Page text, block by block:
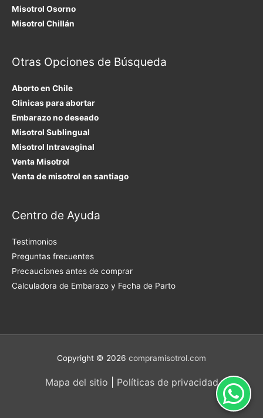
Misotrol Osorno
Misotrol Chillán
Otras Opciones de Búsqueda
Aborto en Chile
Clinicas para abortar
Embarazo no deseado
Misotrol Sublingual
Misotrol Intravaginal
Venta Misotrol
Venta de misotrol en santiago
Centro de Ayuda
Testimonios
Preguntas frecuentes
Precauciones antes de comprar
Calculadora de Embarazo y Fecha de Parto
Copyright © 2026 compramisotrol.com
Mapa del sitio Políticas de privacidad